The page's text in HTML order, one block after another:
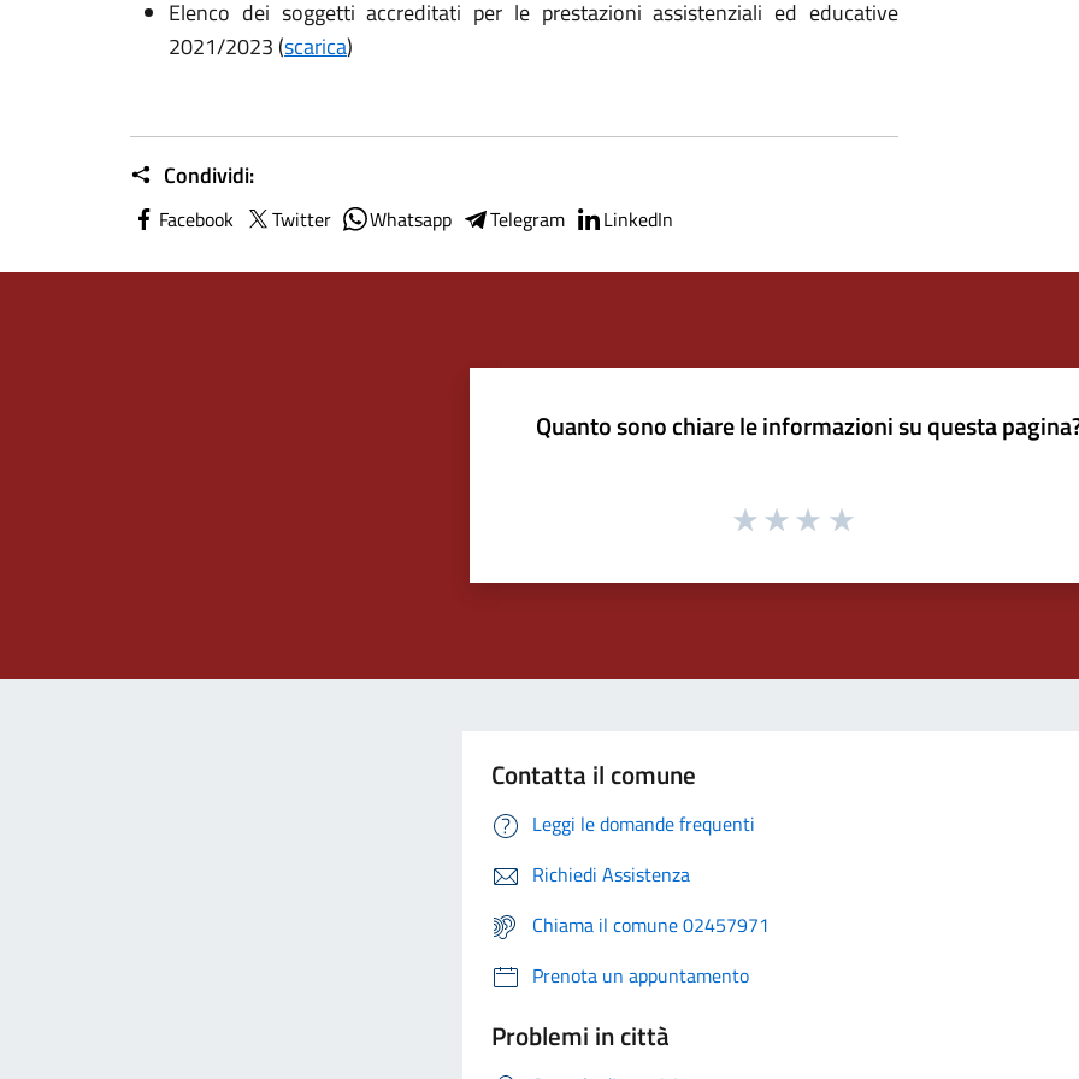
Elenco dei soggetti accreditati per le prestazioni assistenziali ed educative
2021/2023 (scarica)
Condividi:
Facebook Twitter Whatsapp Telegram LinkedIn
Quanto sono chiare le informazioni su questa
Contatta il comune
Leggi le domande frequenti
Richiedi Assistenza
Chiama il comune 02457971
Prenota un appuntamento
Problemi in città